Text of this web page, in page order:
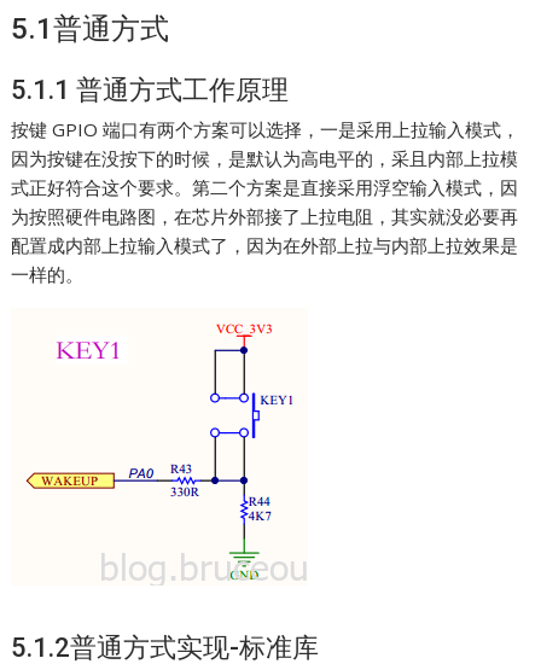
5.1普通方式
5.1.1 普通方式工作原理
按键 GPIO 端口有两个方案可以选择，一是采用上拉输入模式，
因为按键在没按下的时候，是默认为高电平的，采且内部上拉模
式正好符合这个要求。第二个方案是直接采用浮空输入模式，因
为按照硬件电路图，在芯片外部接了上拉电阻，其实就没必要再
配置成内部上拉输入模式了，因为在外部上拉与内部上拉效果是
一样的。
5.1.2普通方式实现-标准库